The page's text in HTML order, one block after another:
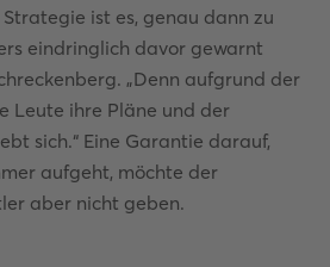
Strategie ist es, genau dann zu
eindringlich davor gewarnt
„Denn aufgrund der
Leute ihre Pläne und der
sich.“ Eine Garantie darauf,
aufgeht, möchte der
aber nicht geben.